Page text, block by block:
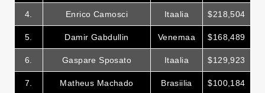
4. Enrico Camosci Itaalia $218,504
5. Damir Gabdullin Venemaa $168,489
6. Gaspare Sposato Itaalia $129,923
7. Matheus Machado Brasiilia $100,184